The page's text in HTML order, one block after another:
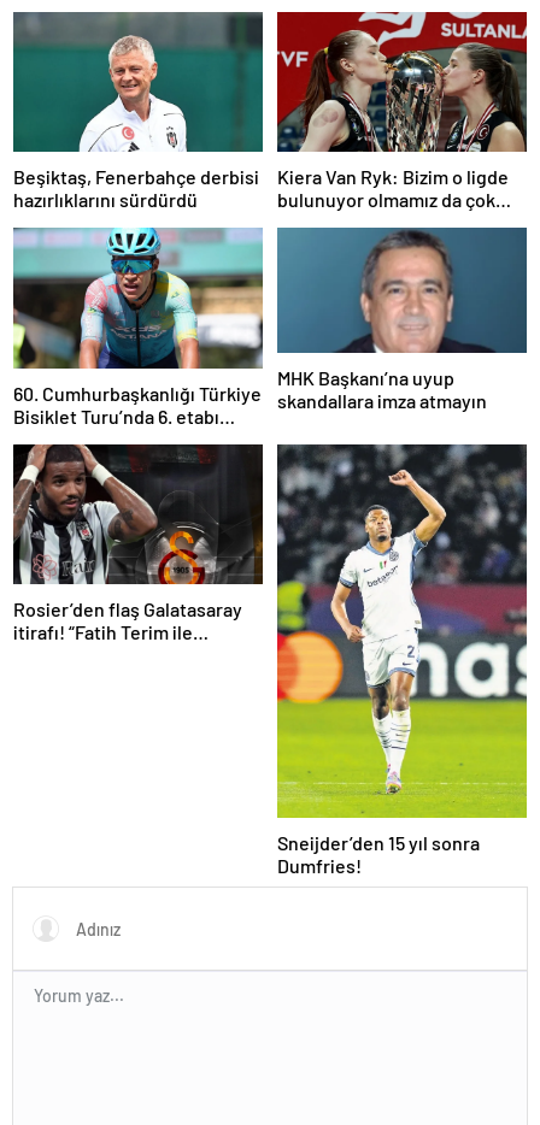
Beşiktaş, Fenerbahçe derbisi
hazırlıklarını sürdürdü
Kiera Van Ryk: Bizim o ligde
bulunuyor olmamız da çok
büyük bir başarı
60. Cumhurbaşkanlığı Türkiye
Bisiklet Turu’nda 6. etabı
Harold Martin Lopez kazandı
MHK Başkanı’na uyup
skandallara imza atmayın
Rosier’den flaş Galatasaray
itirafı! “Fatih Terim ile
Sneijder’den 15 yıl sonra
Dumfries!